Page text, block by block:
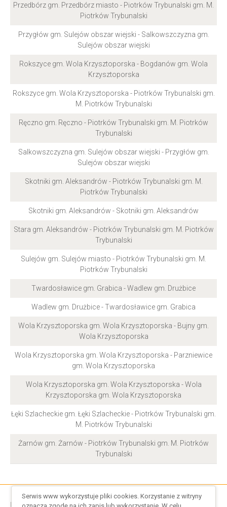
Przedbórz gm. Przedbórz miasto - Piotrków Trybunalski gm. M.
Piotrków Trybunalski
Przygłów gm. Sulejów obszar wiejski - Salkowszczyzna gm.
Sulejów obszar wiejski
Rokszyce gm. Wola Krzysztoporska - Bogdanów gm. Wola
Krzysztoporska
Rokszyce gm. Wola Krzysztoporska - Piotrków Trybunalski gm.
M. Piotrków Trybunalski
Ręczno gm. Ręczno - Piotrków Trybunalski gm. M. Piotrków
Trybunalski
Salkowszczyzna gm. Sulejów obszar wiejski - Przygłów gm.
Sulejów obszar wiejski
Skotniki gm. Aleksandrów - Piotrków Trybunalski gm. M.
Piotrków Trybunalski
Skotniki gm. Aleksandrów - Skotniki gm. Aleksandrów
Stara gm. Aleksandrów - Piotrków Trybunalski gm. M. Piotrków
Trybunalski
Sulejów gm. Sulejów miasto - Piotrków Trybunalski gm. M.
Piotrków Trybunalski
Twardosławice gm. Grabica - Wadlew gm. Drużbice
Wadlew gm. Drużbice - Twardosławice gm. Grabica
Wola Krzysztoporska gm. Wola Krzysztoporska - Bujny gm.
Wola Krzysztoporska
Wola Krzysztoporska gm. Wola Krzysztoporska - Parzniewice
gm. Wola Krzysztoporska
Wola Krzysztoporska gm. Wola Krzysztoporska - Wola
Krzysztoporska gm. Wola Krzysztoporska
Łęki Szlacheckie gm. Łęki Szlacheckie - Piotrków Trybunalski gm.
M. Piotrków Trybunalski
Żarnów gm. Żarnów - Piotrków Trybunalski gm. M. Piotrków
Trybunalski
Regulamin serwisu/ Regulamin cookies
Serwis www wykorzystuje pliki cookies. Korzystanie z witryny